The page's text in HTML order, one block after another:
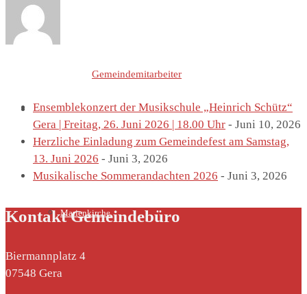
Predigten
St. Marien
Marienkirche
Gemeindemitarbeiter
Ensemblekonzert der Musikschule „Heinrich Schütz“
Gera | Freitag, 26. Juni 2026 | 18.00 Uhr - Juni 10, 2026
Herzliche Einladung zum Gemeindefest am Samstag,
13. Juni 2026 - Juni 3, 2026
Musikalische Sommerandachten 2026 - Juni 3, 2026
Kontakt Gemeindebüro
Biermannplatz 4
07548 Gera